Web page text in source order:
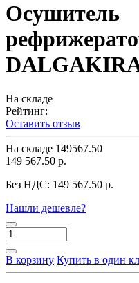
Осушитель
На складе
Рейтинг:
Оставить отзыв
На складе 149567.50
149 567.50 р.
Без НДС: 149 567.50 р.
Нашли дешевле?
В корзину Купить в один